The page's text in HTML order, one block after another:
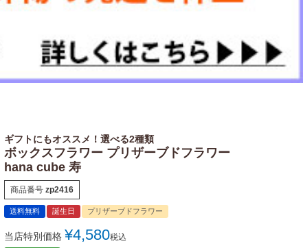
ギフトにもオススメ！選べる2種類
ボックスフラワー プリザーブドフラワー
hana cube 寿
商品番号 zp2416
送料無料 誕生日 プリザーブドフラワー
当店特別価格 ¥4,580税込